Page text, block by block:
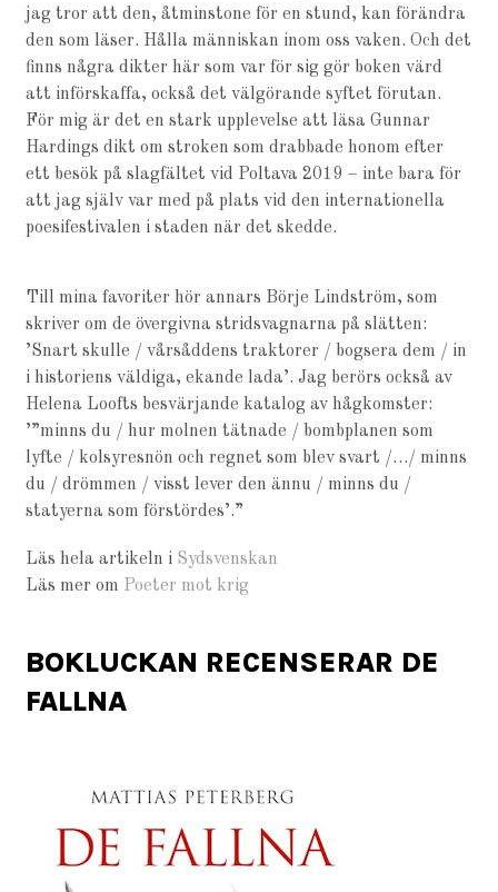
jag tror att den, åtminstone för en stund, kan förändra
den som läser. Hålla människan inom oss vaken. Och det
finns några dikter här som var för sig gör boken värd
att införskaffa, också det välgörande syftet förutan.
För mig är det en stark upplevelse att läsa Gunnar
Hardings dikt om stroken som drabbade honom efter
ett besök på slagfältet vid Poltava 2019 – inte bara för
att jag själv var med på plats vid den internationella
poesifestivalen i staden när det skedde.
Till mina favoriter hör annars Börje Lindström, som
skriver om de övergivna stridsvagnarna på slätten:
’Snart skulle / vårsåddens traktorer / bogsera dem / in
i historiens väldiga, ekande lada’. Jag berörs också av
Helena Loofts besvärjande katalog av hågkomster:
’”minns du / hur molnen tätnade / bombplanen som
lyfte / kolsyresnön och regnet som blev svart /…/ minns
du / drömmen / visst lever den ännu / minns du /
statyerna som förstördes’.”
Läs hela artikeln i Sydsvenskan
Läs mer om Poeter mot krig
BOKLUCKAN RECENSERAR DE
FALLNA